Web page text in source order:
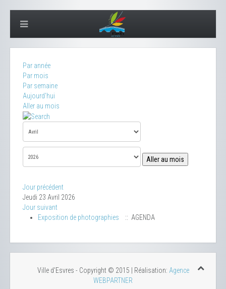
Par année
Par mois
Par semaine
Aujourd'hui
Aller au mois
Aller au mois
Jour précédent
Jeudi 23 Avril 2026
Jour suivant
Exposition de photographies
:: AGENDA
Ville d'Esvres - Copyright © 2015 | Réalisation: Agence
WEBPARTNER